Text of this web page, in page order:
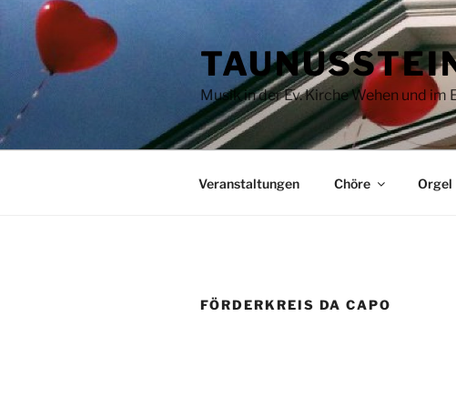
Zum
Inhalt
springen
Musik in der Ev. Kirche Wehen und im
Veranstaltungen Chöre Orgel
FÖRDERKREIS DA CAPO